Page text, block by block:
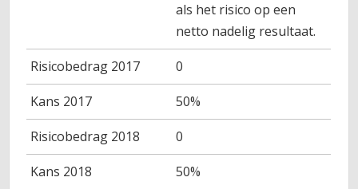
als het risico op een
netto nadelig resultaat.
Risicobedrag 2017
0
Kans 2017
50%
Risicobedrag 2018
0
Kans 2018
50%